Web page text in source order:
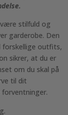
stilfuld og
garderobe. Den
forskellige outfits,
sikrer, at du er
om du skal på
til dit
forventninger.